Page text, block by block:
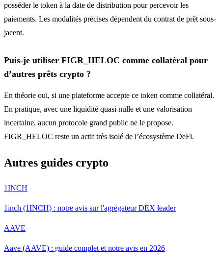
posséder le token à la date de distribution pour percevoir les
paiements. Les modalités précises dépendent du contrat de prêt sous-
jacent.
Puis-je utiliser FIGR_HELOC comme collatéral pour
d’autres prêts crypto ?
En théorie oui, si une plateforme accepte ce token comme collatéral.
En pratique, avec une liquidité quasi nulle et une valorisation
incertaine, aucun protocole grand public ne le propose.
FIGR_HELOC reste un actif très isolé de l’écosystème DeFi.
Autres guides crypto
1INCH
1inch (1INCH) : notre avis sur l'agrégateur DEX leader
AAVE
Aave (AAVE) : guide complet et notre avis en 2026